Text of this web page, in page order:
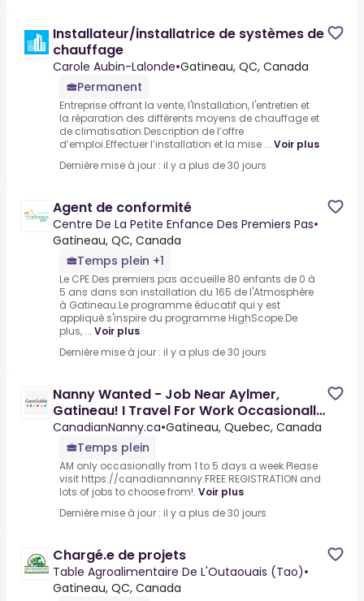
Installateur/installatrice de systèmes de
chauffage
Carole Aubin-Lalonde•Gatineau, QC, Canada
Permanent
Entreprise offrant la vente, l'Installation, l'entretien et
la réparation des différents moyens de chauffage et
de climatisation.Description de l’offre
d’emploi.Effectuer l’installation et la mise ... Voir plus
Dernière mise à jour : il y a plus de 30 jours
Agent de conformité
Centre De La Petite Enfance Des Premiers Pas•
Gatineau, QC, Canada
Temps plein +1
Le CPE Des premiers pas accueille 80 enfants de 0 à
5 ans dans son installation du 165 de l'Atmosphère
à Gatineau.Le programme éducatif qui y est
appliqué s'inspire du programme HighScope.De
plus, ... Voir plus
Dernière mise à jour : il y a plus de 30 jours
Nanny Wanted - Job Near Aylmer,
Gatineau! I Travel For Work Occasionally,
So Need A Reliable
CanadianNanny.ca•Gatineau, Quebec, Canada
Temps plein
AM only occasionally from 1 to 5 days a week.Please
visit https://canadiannanny.FREE REGISTRATION and
lots of jobs to choose from!. Voir plus
Dernière mise à jour : il y a plus de 30 jours
Chargé.e de projets
Table Agroalimentaire De L'Outaouais (Tao)•
Gatineau, QC, Canada